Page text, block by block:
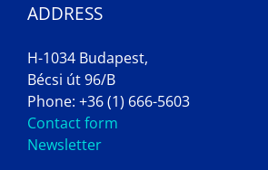
ADDRESS
H-1034 Budapest,
Bécsi út 96/B
Phone: +36 (1) 666-5603
Contact form
Newsletter